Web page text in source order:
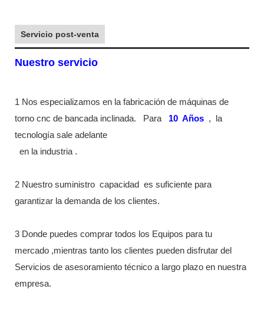
Servicio post-venta
Nuestro servicio
1 Nos especializamos en la fabricación de máquinas de
torno cnc de bancada inclinada.
Para 10 Años ,
la
tecnología sale adelante
en la industria .
2 Nuestro suministro capacidad
es suficiente para
garantizar la demanda de los clientes.
3 Donde puedes comprar todos los Equipos para tu
mercado ,mientras tanto los clientes pueden disfrutar del
Servicios de asesoramiento técnico a largo plazo en nuestra
empresa.